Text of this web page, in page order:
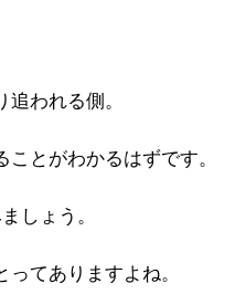
われる側。
とがわかるはずです。
しょう。
てありますよね。